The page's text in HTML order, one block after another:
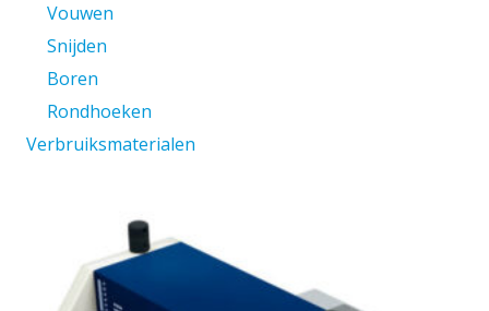
Vouwen
Snijden
Boren
Rondhoeken
Verbruiksmaterialen